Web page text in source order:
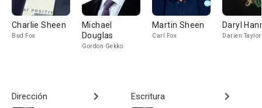
Charlie Sheen
Bud Fox
Michael
Douglas
Gordon Gekko
Martin Sheen
Carl Fox
Daryl
Darien Taylor
Dirección
Escritura